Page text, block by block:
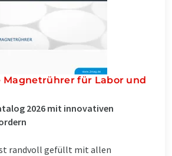
Magnetrührer für Labor und
2026 mit innovativen
randvoll gefüllt mit allen